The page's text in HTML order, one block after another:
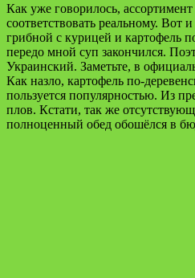
Как уже говорилось,
соответствовать реальному. Вот
грибной с курицей и картофель
передо мной суп закончился.
Украинский. Заметьте, в
Как назло, картофель по-
пользуется популярностью. Из
плов. Кстати, так же
полноценный обед обошёлся в